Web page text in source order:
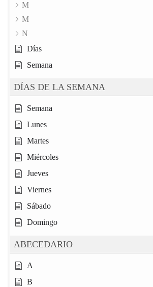
M
M
N
Días
Semana
DÍAS DE LA SEMANA
Semana
Lunes
Martes
Miércoles
Jueves
Viernes
Sábado
Domingo
ABECEDARIO
A
B